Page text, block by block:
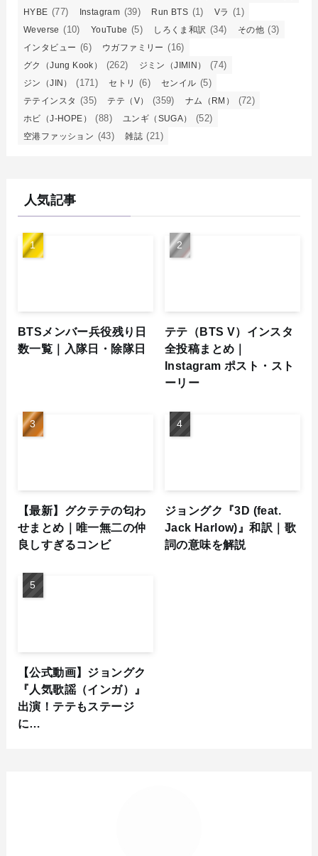
HYBE (77) Instagram (39) Run BTS (1) Vラ (1)
Weverse (10) YouTube (5) しろくま和訳 (34) その他 (3)
インタビュー (6) ウガファミリー (16)
グク（Jung Kook） (262) ジミン（JIMIN） (74)
ジン（JIN） (171) セトリ (6) センイル (5)
テテインスタ (35) テテ（V） (359) ナム（RM） (72)
ホビ（J-HOPE） (88) ユンギ（SUGA） (52)
空港ファッション (43) 雑誌 (21)
人気記事
BTSメンバー兵役残り日
数一覧｜入隊日・除隊日
テテ（BTS V）インスタ
全投稿まとめ｜
Instagram ポスト・スト
ーリー
【最新】グクテテの匂わ
せまとめ｜唯一無二の仲
良しすぎるコンビ
ジョングク『3D (feat.
Jack Harlow)』和訳｜歌
詞の意味を解説
【公式動画】ジョングク
『人気歌謡（インガ）』
出演！テテもステージ
に…